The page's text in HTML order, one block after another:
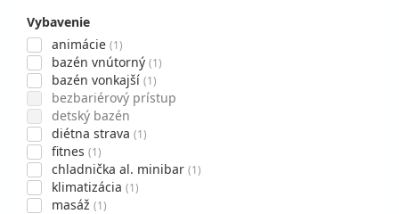
Vybavenie
animácie (1)
bazén vnútorný (1)
bazén vonkajší (1)
bezbariérový prístup
detský bazén
diétna strava (1)
fitnes (1)
chladnička al. minibar (1)
klimatizácia (1)
masáž (1)